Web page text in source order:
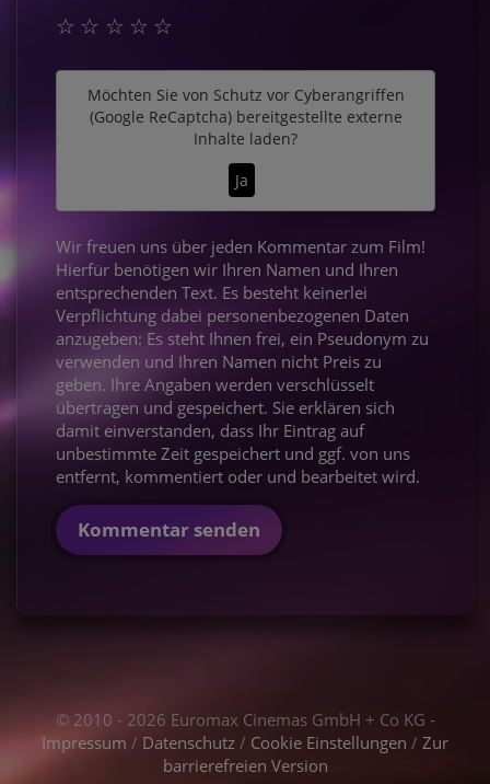
☆
☆
☆
☆
☆
Möchten Sie von Schutz vor Cyberangriffen
(Google ReCaptcha)bereitgestellte externe
Inhalte laden?
Ja
Wir freuen uns über jeden Kommentar zum Film!
Hierfür benötigen wir Ihren Namen und Ihren
entsprechenden Text. Es besteht keinerlei
Verpflichtung dabei personenbezogenen Daten
anzugeben: Es steht Ihnen frei, ein Pseudonym zu
verwenden und Ihren Namen nicht Preis zu
geben. Ihre Angaben werden verschlüsselt
übertragen und gespeichert. Sie erklären sich
damit einverstanden, dass Ihr Eintrag auf
unbestimmte Zeit gespeichert und ggf. von uns
entfernt, kommentiert oder und bearbeitet wird.
Kommentar senden
© 2010 - 2026 Euromax Cinemas GmbH + Co KG -
Impressum / Datenschutz / Cookie Einstellungen / Zur
barrierefreien Version